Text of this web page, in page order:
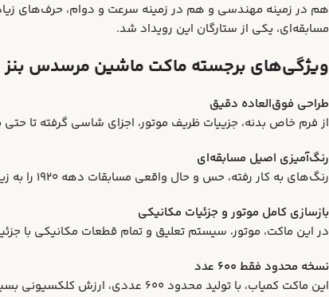
مسابقه‌ای، یکی از ستارگان این رویداد شد.
ویژگی‌های برجسته ماکت ماشین مرسدس بنز تارگا
طراحی فوق‌العاده دقیق
از فرم خاص بدنه، جزییات ظریف موتور، اجزای شاسی گرفته تا
رنگ‌آمیزی اصیل مسابقه‌ای
رنگ‌های به کار رفته، حس و حال واقعی مسابقات دهه ۱۹۲۰ را به زیبایی منتقل می‌کند.
بازسازی کامل موتور و جزئیات مکانیکی
در این ماکت، موتور، سیستم تعلیق و تمام قطعات مکانیکی با
نسخه محدود فقط ۶۰۰ عدد
این ماکت کمیاب، با تولید محدود ۶۰۰ عددی، ارزش کلکسیونی بسیار بالایی دارد و برای عاشقان واقعی تاریخ خودروسازی یک گنج محسوب می‌شود.